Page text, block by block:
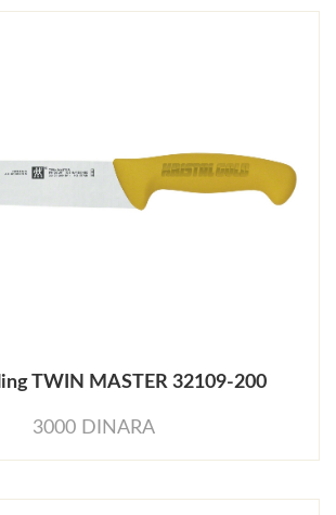
TWIN MASTER 32109-200
3000 DINARA